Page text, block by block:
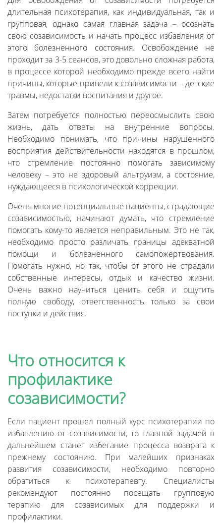
длительная психотерапия, как индивидуальная, так и
групповая, однако самая главная задача – осознать
свою созависимость и начать процесс избавления от
этого болезненного состояния. Освобождение не
проходит за 3-5 сеансов, это довольно сложная работа,
в процессе которой необходимо прежде всего найти
причины, которые привели к созависимости – детские
травмы, недостатки воспитания и другое.
Затем потребуется полностью переосмыслить свою
жизнь, дать ответы на внутренние вопросы.
Необходимо понимать, что причины нарушенного
восприятия действительности находятся в прошлом,
что стремление постоянно помогать зависимому
человеку – это не здоровый альтруизм, а состояние,
нуждающееся в психологической коррекции.
Очень многие потенциальные пациенты, страдающие
созависимостью, начинают думать, что стремление
помогать кому-то является неправильным. Это не так,
необходимо просто различать границы адекватной
помощи и болезненного самопожертвования.
Помогать нужно, но так, чтобы от этого не страдали
собственные интересы, отдых и качество жизни.
Очень важно научиться ценить себя и ощутить
полную свободу, ответственность только за свои
поступки и действия.
Что относится к
профилактике
созависимости?
Если пациент прошел полный курс психотерапии по
избавлению от созависимости, то главной задачей в
дальнейшем станет избегание процесса возврата к
прежнему состоянию. При малейших признаках
развития созависимости, необходимо повторно
обратиться к психотерапевту. Специалисты
рекомендуют постоянно посещать групповую
терапию для созависимых для поддержки и
профилактики.